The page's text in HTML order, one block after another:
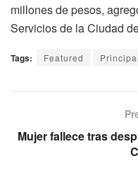
millones de pesos,
Servicios de la Ciudad
Tags: Featured Principal
Mujer fallece tras